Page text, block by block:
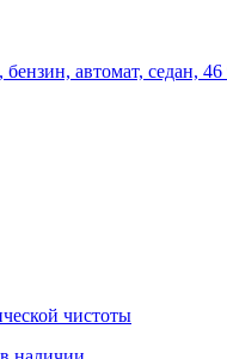
автомат, седан,
чистоты